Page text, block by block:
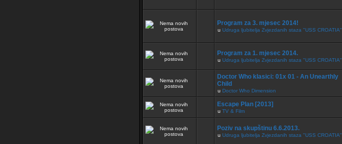
Program za 3. mjesec 2014!
u Udruga ljubitelja Zvjezdanih staza "USS CROATIA"
Program za 1. mjesec 2014.
u Udruga ljubitelja Zvjezdanih staza "USS CROATIA"
Doctor Who klasici: 01x 01 - An Unearthly
Child
u Doctor Who Dimension
Escape Plan [2013]
u TV & Film
Poziv na skupštinu 6.6.2013.
u Udruga ljubitelja Zvjezdanih staza "USS CROATIA"